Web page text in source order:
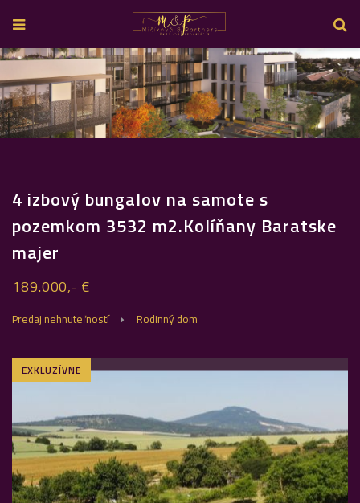
4 izbový bungalov na samote s
pozemkom 3532 m2.Kolíňany Baratske
majer
189.000,- €
Predaj nehnuteľností Rodinný dom
EXKLUZÍVNE